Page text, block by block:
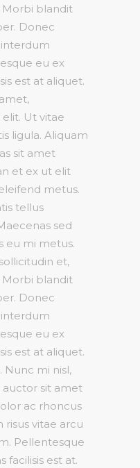
Morbi blandit
Donec
eu ex
est at aliquet.
Ut vitae
ligula. Aliquam
sit amet
et ex ut elit
metus.
tellus
sed
eu mi metus.
et,
Morbi blandit
Donec
eu ex
est at aliquet.
Nunc mi nisl,
auctor sit amet
ac rhoncus
vitae arcu
Pellentesque
facilisis est at.